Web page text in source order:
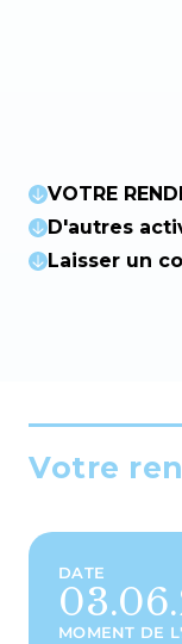
VOTRE
D'autres
Laisser un
Votre
DATE
MOMENT DE